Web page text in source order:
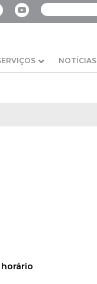
NOTÍCIAS